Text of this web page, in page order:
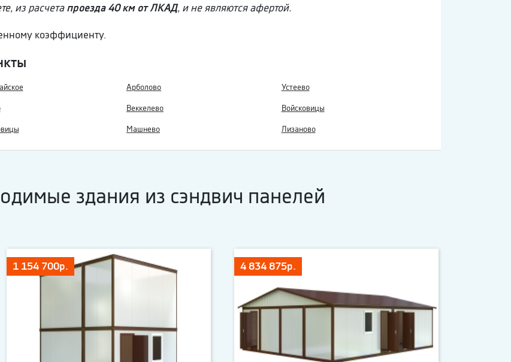
из расчетапроезда 40 км от ЛКАД, и не являются афертой.
коэффициенту.
Арболово Устеево
Веккелево Войсковицы
Машнево Лизаново
здания из сэндвич панелей
1 154 700р. 4 834 875р.